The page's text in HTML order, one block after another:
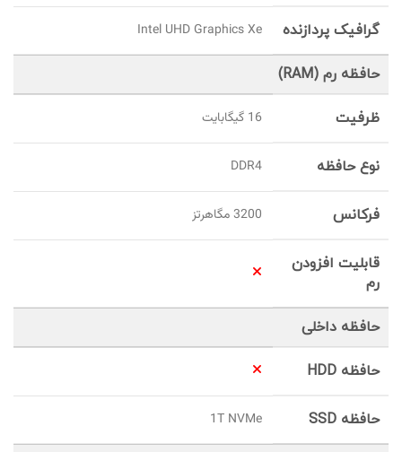
گرافیک پردازنده Intel UHD Graphics Xe
حافظه رم (RAM)
ظرفیت 16 گيگابايت
نوع حافظه DDR4
فرکانس 3200 مگاهرتز
قابلیت افزودن
رم
حافظه داخلی
حافظه HDD
حافظه SSD 1T NVMe